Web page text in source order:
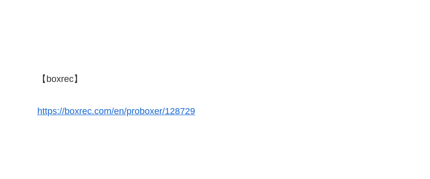
【boxrec】
https://boxrec.com/en/proboxer/128729